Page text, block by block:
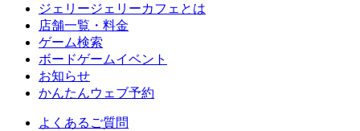
ジェリージェリーカフェとは
店舗一覧・料金
ゲーム検索
ボードゲームイベント
お知らせ
かんたんウェブ予約
よくあるご質問